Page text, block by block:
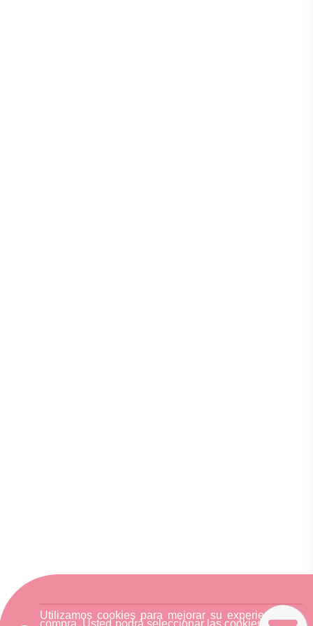
Utilizamos cookies para mejorar su experiencia de
compra. Usted podrá seleccionar las cookies nuestra